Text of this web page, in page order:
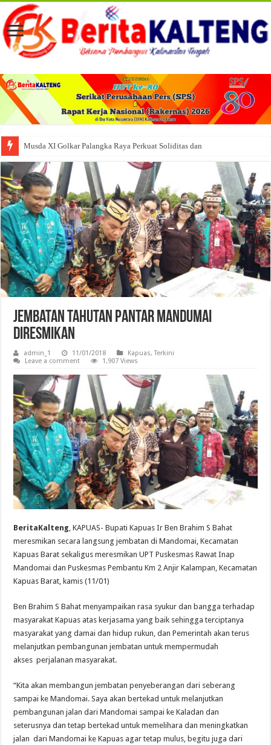
Musda XI Golkar Palangka Raya Perkuat Soliditas dan Arah Organisasi k
Jembatan Tahutan Pantar Mandumai
Diresmikan
admin_1 11/01/2018 Kapuas,Terkini
Leave a comment
1,907 Views
BeritaKalteng, KAPUAS- Bupati Kapuas Ir Ben Brahim S Bahat
meresmikan secara langsung jembatan di Mandomai, Kecamatan
Kapuas Barat sekaligus meresmikan UPT Puskesmas Rawat Inap
Mandomai dan Puskesmas Pembantu Km 2 Anjir Kalampan, Kecamatan
Kapuas Barat, kamis (11/01)
Ben Brahim S Bahat menyampaikan rasa syukur dan bangga terhadap
masyarakat Kapuas atas kerjasama yang baik sehingga terciptanya
masyarakat yang damai dan hidup rukun, dan Pemerintah akan terus
melanjutkan pembangunan jembatan untuk mempermudah
akses perjalanan masyarakat.
“Kita akan membangun jembatan penyeberangan dari seberang
sampai ke Mandomai. Saya akan bertekad untuk melanjutkan
pembangunan jalan dari Mandomai sampai ke Kaladan dan
seterusnya dan tetap bertekad untuk memelihara dan meningkatkan
jalan dari Mandomai ke Kapuas agar tetap mulus, begitu juga dari